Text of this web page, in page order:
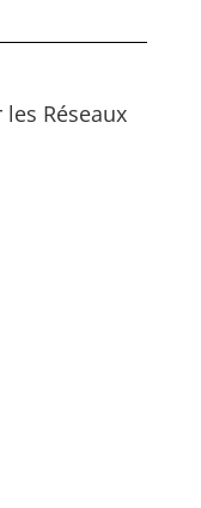
Réseaux